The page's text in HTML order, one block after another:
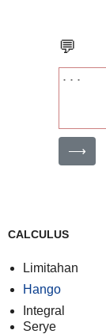
💬
⟶
CALCULUS
Limitahan
Hango
Integral
Serye